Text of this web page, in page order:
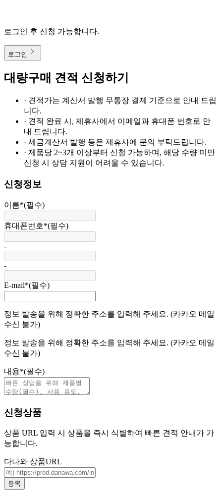
로그인 후 신청 가능합니다.
로그인
대량구매 견적 신청하기
· 견적가는 계산서 발행 무통장 결제 기준으로 안내 드립
니다.
· 견적 완료 시, 제휴사에서 이메일과 휴대폰 번호로 안
내 드립니다.
· 세금계산서 발행 등은 제휴사에 문의 부탁드립니다.
· 제품당 2~3개 이상부터 신청 가능하며, 해당 수량 미만
신청 시 상담 지원이 어려울 수 있습니다.
신청정보
이름*(필수)
휴대폰번호*(필수)
-
-
E-mail*(필수)
정보 발송을 위해 정확한 주소를 입력해 주세요. (카카오 메일
수신 불가)
정보 발송을 위해 정확한 주소를 입력해 주세요. (카카오 메일
수신 불가)
내용*(필수)
신청상품
상품 URL 입력 시 상품을 즉시 식별하여 빠른 견적 안내가 가
능합니다.
다나와 상품URL
등록